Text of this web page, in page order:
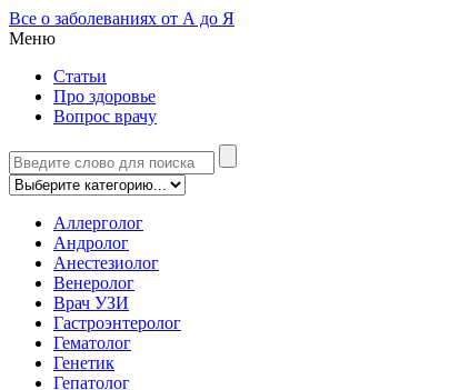
Все о заболеваниях от А до Я
Меню
Статьи
Про здоровье
Вопрос врачу
Аллерголог
Андролог
Анестезиолог
Венеролог
Врач УЗИ
Гастроэнтеролог
Гематолог
Генетик
Гепатолог